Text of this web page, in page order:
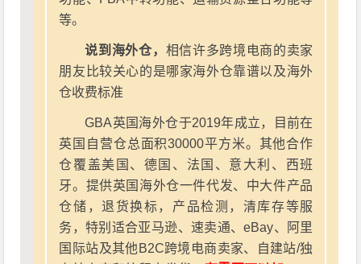
等。
说到海外仓， 相信许多跨境电商的卖家
朋友比较关心的是哪家海外仓靠谱以及海外
仓收费标准
GBA英国海外仓于2019年成立，目前在
英国自营仓总面积30000平方米。其他合作
仓覆盖美国、德国、法国、意大利、西班
牙。提供英国海外仓一件代发、中大件产品
仓储，退货换标，产品检测，清库存等服
务，特别适合亚马逊、速卖通、eBay、阿里
国际站及其他B2C跨境电商卖家、自建站/独